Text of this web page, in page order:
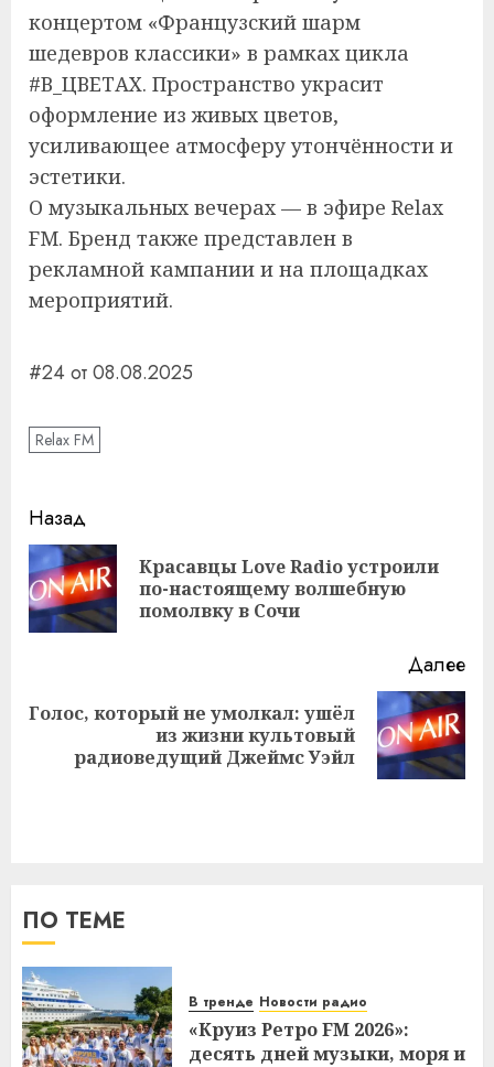
концертом «Французский шарм
шедевров классики» в рамках цикла
#В_ЦВЕТАХ. Пространство украсит
оформление из живых цветов,
усиливающее атмосферу утончённости и
эстетики.
О музыкальных вечерах — в эфире Relax
FM. Бренд также представлен в
рекламной кампании и на площадках
мероприятий.
#24 от 08.08.2025
Relax FM
Навигация
записи
Назад
Красавцы Love Radio устроили
по-настоящему волшебную
помолвку в Сочи
Далее
Следующая
запись:
Голос, который не умолкал: ушёл
из жизни культовый
радиоведущий Джеймс Уэйл
ПО ТЕМЕ
В тренде Новости радио
«Круиз Ретро FM 2026»:
десять дней музыки, моря и